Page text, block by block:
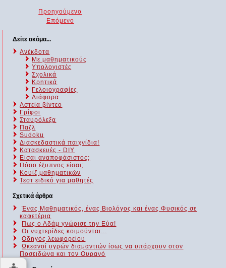
Προηγούμενο
Επόμενο
Δείτε ακόμα...
Ανέκδοτα
Με μαθηματικούς
Υπολογιστές
Σχολικά
Κρητικά
Γελοιογραφίες
Διάφορα
Αστεία βίντεο
Γρίφοι
Σταυρόλεξα
Παζλ
Sudoku
Διασκεδαστικά παιχνίδια!
Κατασκευές - DIY
Είσαι αναποφάσιστος;
Πόσο έξυπνος είσαι;
Kουίζ μαθηματικών
Τεστ ειδικό για μαθητές
Σχετικά άρθρα
Ένας Μαθηματικός, ένας Βιολόγος και ένας Φυσικός σε
καφετέρια
Πως ο Αδάμ γνώρισε την Εύα!
Οι νυχτερίδες κοιμούνται...
Οδηγός λεωφορείου
Ωκεανοί υγρών διαμαντιών ίσως να υπάρχουν στον
Ποσειδώνα και τον Ουρανό